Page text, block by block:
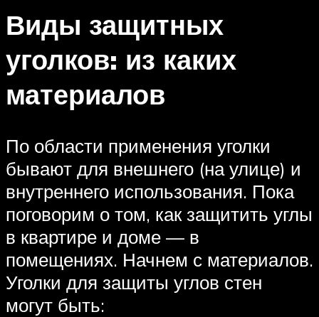
Виды защитных
уголков: из каких
материалов
По области применения уголки
бывают для внешнего (на улице) и
внутреннего использования. Пока
поговорим о том, как защитить углы
в квартире и доме — в
помещениях. Начнем с материалов.
Уголки для защиты углов стен
могут быть: